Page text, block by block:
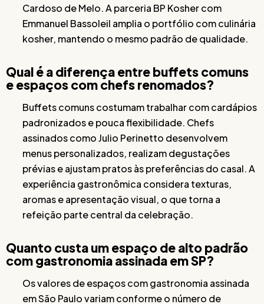
Cardoso de Melo. A parceria BP Kosher com
Emmanuel Bassoleil amplia o portfólio com culinária
kosher, mantendo o mesmo padrão de qualidade.
Qual é a diferença entre buffets comuns
e espaços com chefs renomados?
Buffets comuns costumam trabalhar com cardápios
padronizados e pouca flexibilidade. Chefs
assinados como Julio Perinetto desenvolvem
menus personalizados, realizam degustações
prévias e ajustam pratos às preferências do casal. A
experiência gastronômica considera texturas,
aromas e apresentação visual, o que torna a
refeição parte central da celebração.
Quanto custa um espaço de alto padrão
com gastronomia assinada em SP?
Os valores de espaços com gastronomia assinada
em São Paulo variam conforme o número de